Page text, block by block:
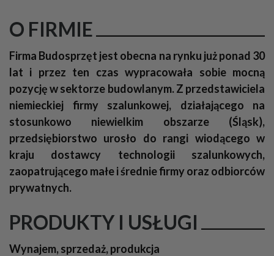
O FIRMIE
Firma Budosprzęt jest obecna na rynku już ponad 30
lat i przez ten czas wypracowała sobie mocną
pozycję w sektorze budowlanym. Z przedstawiciela
niemieckiej firmy szalunkowej, działającego na
stosunkowo niewielkim obszarze (Śląsk),
przedsiębiorstwo urosło do rangi wiodącego w
kraju dostawcy technologii szalunkowych,
zaopatrującego małe i średnie firmy oraz odbiorców
prywatnych.
PRODUKTY I USŁUGI
Wynajem, sprzedaż, produkcja